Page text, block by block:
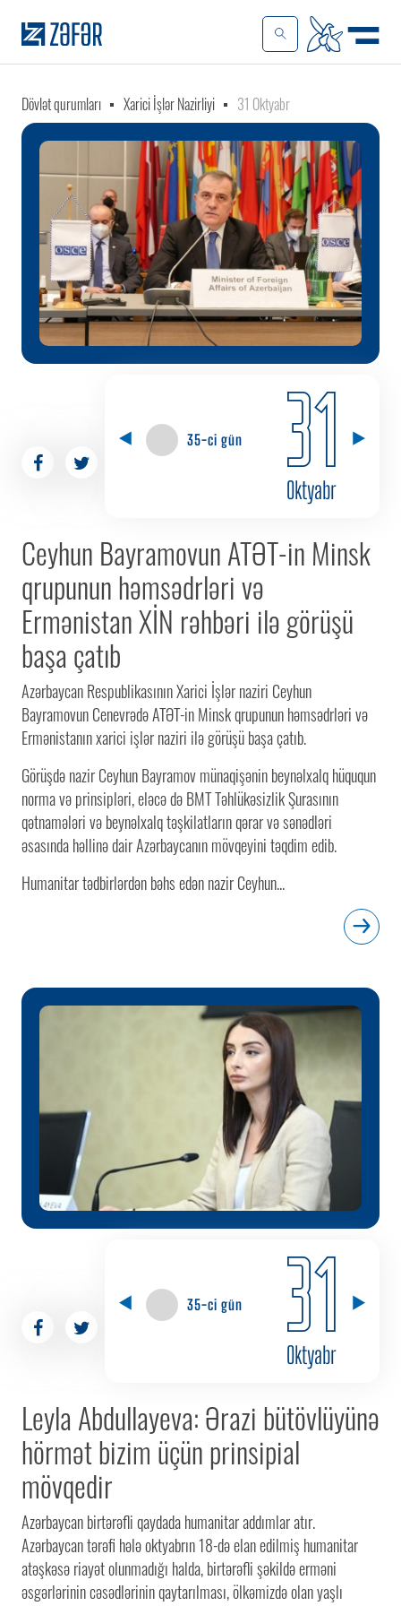
Dövlət qurumları Xarici İşlər Nazirliyi 31 Oktyabr
35-ci gün 31
Oktyabr
Ceyhun Bayramovun ATƏT-in Minsk
qrupunun həmsədrləri və
Ermənistan XİN rəhbəri ilə görüşü
başa çatıb
Azərbaycan Respublikasının Xarici İşlər naziri Ceyhun
Bayramovun Cenevrədə ATƏT-in Minsk qrupunun həmsədrləri və
Ermənistanın xarici işlər naziri ilə görüşü başa çatıb.
Görüşdə nazir Ceyhun Bayramov münaqişənin beynəlxalq hüququn
norma və prinsipləri, eləcə də BMT Təhlükəsizlik Şurasının
qətnamələri və beynəlxalq təşkilatların qərar və sənədləri
əsasında həllinə dair Azərbaycanın mövqeyini təqdim edib.
Humanitar tədbirlərdən bəhs edən nazir Ceyhun...
35-ci gün 31
Oktyabr
Leyla Abdullayeva: Ərazi bütövlüyünə
hörmət bizim üçün prinsipial
mövqedir
Azərbaycan birtərəfli qaydada humanitar addımlar atır.
Azərbaycan tərəfi hələ oktyabrın 18-də elan edilmiş humanitar
atəşkəsə riayət olunmadığı halda, birtərəfli şəkildə erməni
əsgərlərinin cəsədlərinin qaytarılması, ölkəmizdə olan yaşlı